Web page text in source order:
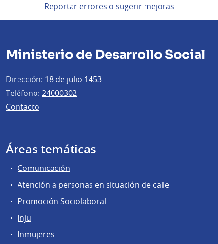
Reportar errores o sugerir mejoras
Ministerio de Desarrollo Social
Dirección: 18 de julio 1453
Teléfono: 24000302
Contacto
Áreas temáticas
Comunicación
Atención a personas en situación de calle
Promoción Sociolaboral
Inju
Inmujeres